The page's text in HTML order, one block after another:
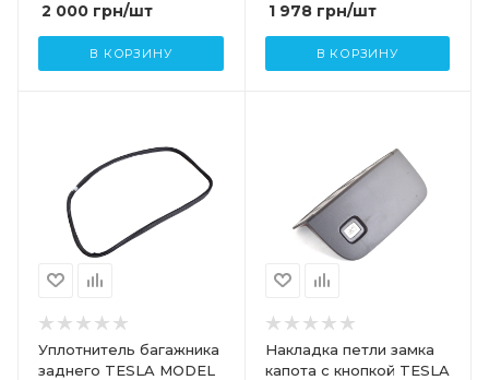
2 000 грн/шт
В КОРЗИНУ
1 978грн/шт
В КОРЗИНУ
Уплотнитель багажника
заднего TESLA MODEL
Накладка петли замка
капота с кнопкой TESLA